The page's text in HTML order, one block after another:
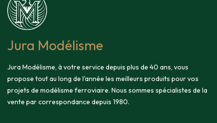
Jura Modélisme
Jura Modélisme, à votre service depuis plus de 40 ans, vous
propose tout au long de l'année les meilleurs produits pour vos
projets de modélisme ferroviaire. Nous sommes spécialistes de la
vente par correspondance depuis 1980.